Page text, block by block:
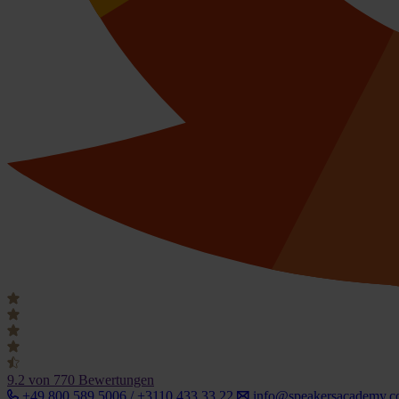
9.2 von 770 Bewertungen
+49 800 589 5006 / +3110 433 33 22